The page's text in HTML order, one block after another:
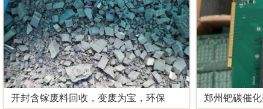
开封含镓废料回收，变废为宝，环保 郑州钯碳催